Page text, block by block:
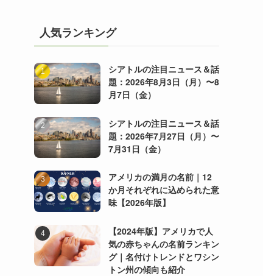
人気ランキング
シアトルの注目ニュース＆話
題：2026年8月3日（月）〜8
月7日（金）
シアトルの注目ニュース＆話
題：2026年7月27日（月）〜
7月31日（金）
アメリカの満月の名前｜12
か月それぞれに込められた意
味【2026年版】
【2024年版】アメリカで人
気の赤ちゃんの名前ランキン
グ｜名付けトレンドとワシン
トン州の傾向も紹介